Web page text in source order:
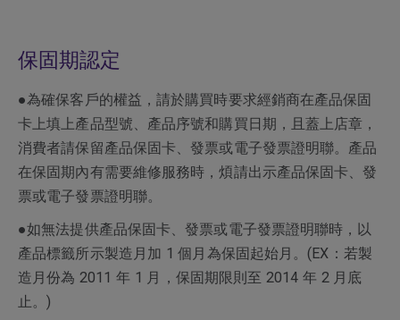
保固期認定
●為確保客戶的權益，請於購買時要求經銷商在產品保固
卡上填上產品型號、產品序號和購買日期，且蓋上店章，
消費者請保留產品保固卡、發票或電子發票證明聯。產品
在保固期內有需要維修服務時，煩請出示產品保固卡、發
票或電子發票證明聯。
●如無法提供產品保固卡、發票或電子發票證明聯時，以
產品標籤所示製造月加 1 個月為保固起始月。(EX：若製
造月份為 2011 年 1 月，保固期限則至 2014 年 2 月底
止。)